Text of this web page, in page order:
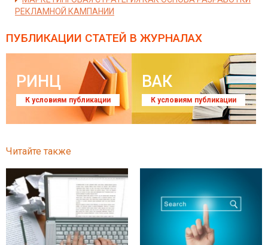
РЕКЛАМНОЙ КАМПАНИИ
ПУБЛИКАЦИИ СТАТЕЙ В ЖУРНАЛАХ
РИНЦ
К условиям публикации
ВАК
К условиям публикации
Читайте также